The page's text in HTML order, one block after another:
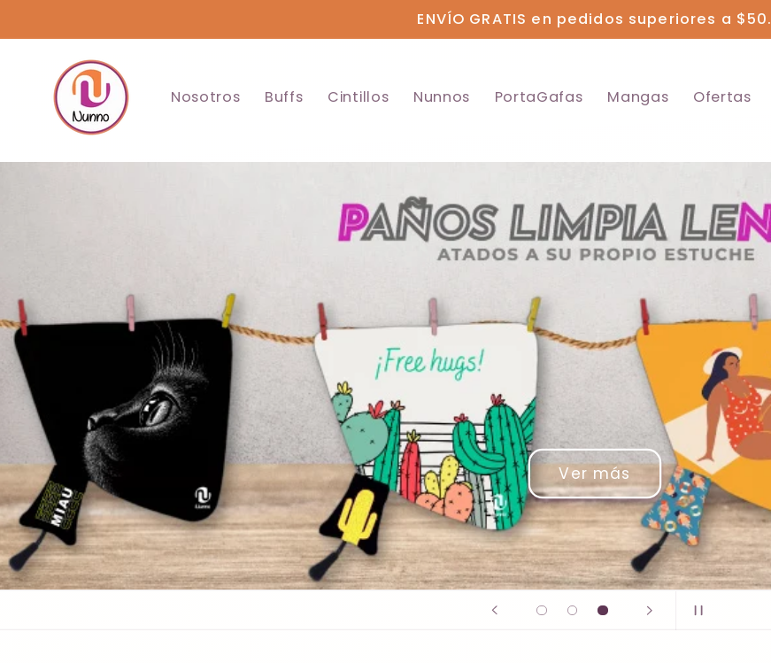
al contenido
ENVÍO GRATIS en pedidos superiores a $50.
Nosotros Buffs Cintillos Nunnos PortaGafas Mangas Ofertas